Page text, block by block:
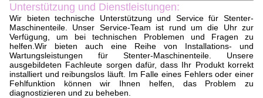
Unterstützung und Dienstleistungen:
Wir bieten technische Unterstützung und Service für Stenter-
Maschinenteile. Unser Service-Team ist rund um die Uhr zur
Verfügung, um bei technischen Problemen und Fragen zu
helfen.Wir bieten auch eine Reihe von Installations- und
Wartungsleistungen für Stenter-Maschinenteile. Unsere
ausgebildeten Fachleute sorgen dafür, dass Ihr Produkt korrekt
installiert und reibungslos läuft. Im Falle eines Fehlers oder einer
Fehlfunktion können wir Ihnen helfen, das Problem zu
diagnostizieren und zu beheben.